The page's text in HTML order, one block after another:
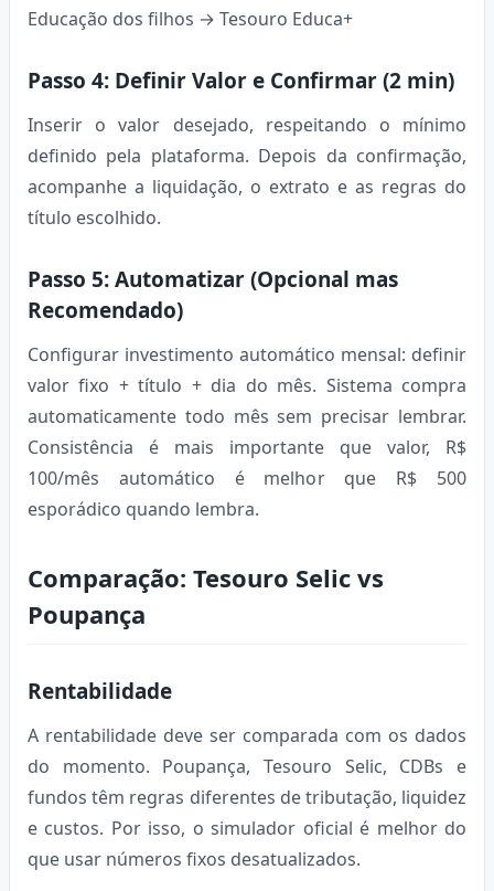
Educação dos filhos → Tesouro Educa+
Passo 4: Definir Valor e Confirmar (2 min)
Inserir o valor desejado, respeitando o mínimo
definido pela plataforma. Depois da confirmação,
acompanhe a liquidação, o extrato e as regras do
título escolhido.
Passo 5: Automatizar (Opcional mas
Recomendado)
Configurar investimento automático mensal: definir
valor fixo + título + dia do mês. Sistema compra
automaticamente todo mês sem precisar lembrar.
Consistência é mais importante que valor, R$
100/mês automático é melhor que R$ 500
esporádico quando lembra.
Comparação: Tesouro Selic vs
Poupança
Rentabilidade
A rentabilidade deve ser comparada com os dados
do momento. Poupança, Tesouro Selic, CDBs e
fundos têm regras diferentes de tributação, liquidez
e custos. Por isso, o simulador oficial é melhor do
que usar números fixos desatualizados.